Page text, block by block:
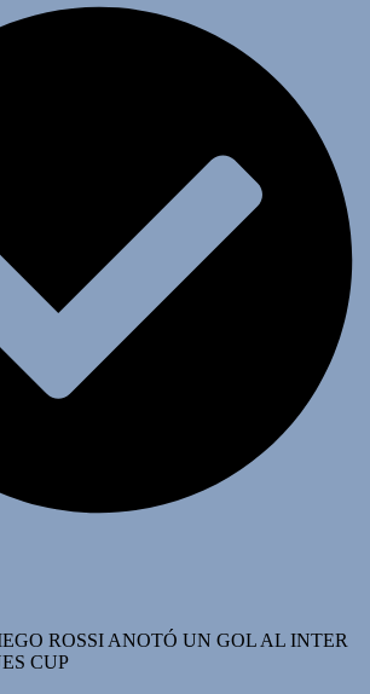
ROSSI ANOTÓ UN GOL AL INTER
CUP